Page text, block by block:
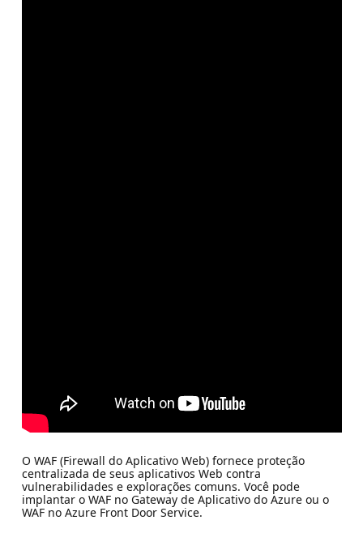
O WAF (Firewall do Aplicativo Web) fornece proteção
centralizada de seus aplicativos Web contra
vulnerabilidades e explorações comuns. Você pode
implantar o WAF no Gateway de Aplicativo do Azure ou o
WAF no Azure Front Door Service.